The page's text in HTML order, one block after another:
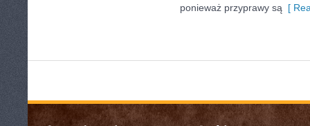
ponieważ przyprawy są [